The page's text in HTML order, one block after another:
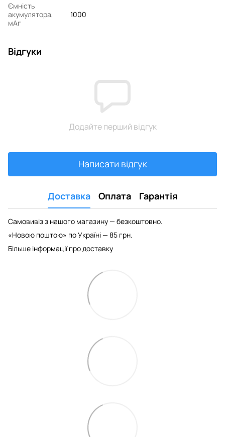
Ємність
акумулятора,
мАг
1000
Відгуки
Додайте перший відгук
Написати відгук
Доставка Оплата Гарантія
Самовивіз з нашого магазину — безкоштовно.
«Новою поштою» по Україні — 85 грн.
Більше інформації про доставку